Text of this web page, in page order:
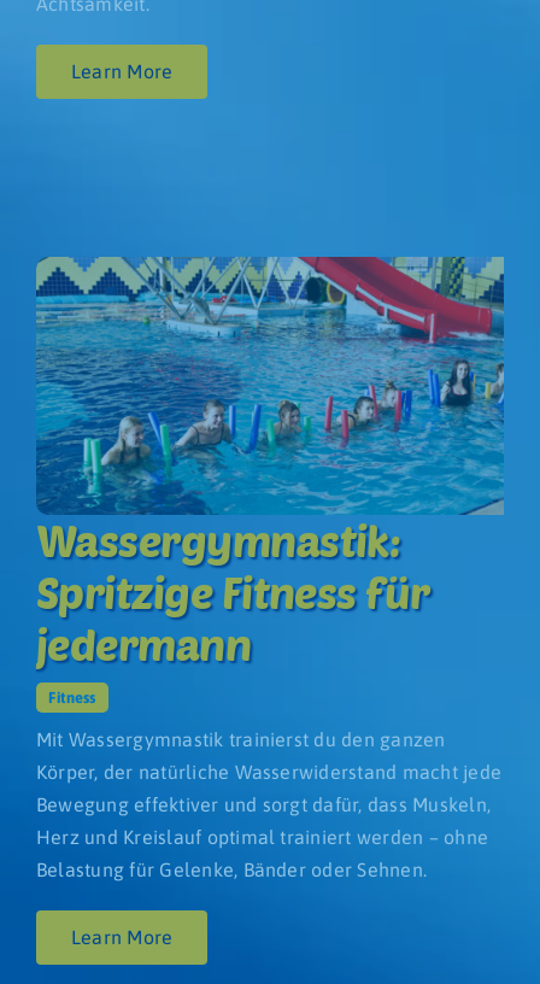
Learn More
Wassergymnastik:
Spritzige Fitness für
jedermann
Fitness
Mit Wassergymnastik trainierst du den ganzen
Körper, der natürliche Wasserwiderstand macht jede
Bewegung effektiver und sorgt dafür, dass Muskeln,
Herz und Kreislauf optimal trainiert werden – ohne
Belastung für Gelenke, Bänder oder Sehnen.
Learn More